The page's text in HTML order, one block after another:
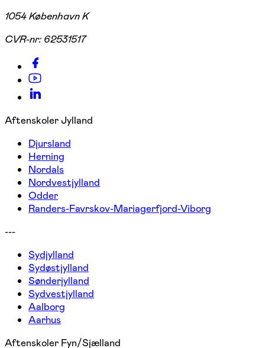
1054 København K
CVR-nr: 62531517
Aftenskoler Jylland
Djursland
Herning
Nordals
Nordvestjylland
Odder
Randers-Favrskov-Mariagerfjord-Viborg
---
Sydjylland
Sydøstjylland
Sønderjylland
Sydvestjylland
Aalborg
Aarhus
Aftenskoler Fyn/Sjælland